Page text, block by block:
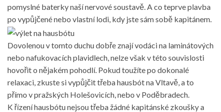
pomyslné baterky naší nervové soustavě. A co teprve plavba
po vypůjčené nebo vlastní lodi, kdy jste sám sobě kapitánem.
Dovolenou v tomto duchu dobře znají vodáci na laminátových
nebo nafukovacích plavidlech, nelze však v této souvislosti
hovořit o nějakém pohodlí. Pokud toužíte po dokonalé
relaxaci, zkuste si vypůjčit třeba hausbót na Vltavě, a to
přímo v pražských Holešovicích, nebo v Poděbradech.
K řízení hausbótu nejsou třeba žádné kapitánské zkoušky a